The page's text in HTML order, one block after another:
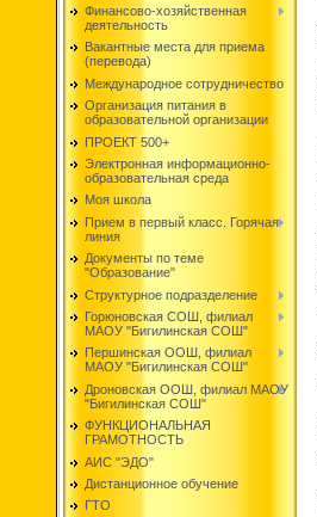
Финансово-хозяйственная
деятельность
Вакантные места для приема
(перевода)
Международное сотрудничество
Организация питания в
образовательной организации
ПРОЕКТ 500+
Электронная информационно-
образовательная среда
Моя школа
Прием в первый класс. Горячая
линия
Документы по теме
"Образование"
Структурное подразделение
Горюновская СОШ, филиал
МАОУ "Бигилинская СОШ"
Першинская ООШ, филиал
МАОУ "Бигилинская СОШ"
Дроновская ООШ, филиал МАОУ
"Бигилинская СОШ"
ФУНКЦИОНАЛЬНАЯ
ГРАМОТНОСТЬ
АИС "ЭДО"
Дистанционное обучение
ГТО